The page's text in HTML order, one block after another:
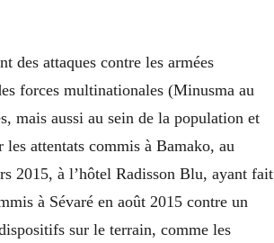
des attaques contre les armées
forces multinationales (Minusma au
mais aussi au sein de la population et
attentats commis à Bamako, au
2015, à l’hôtel Radisson Blu, ayant fait
à Sévaré en août 2015 contre un
sur le terrain, comme les